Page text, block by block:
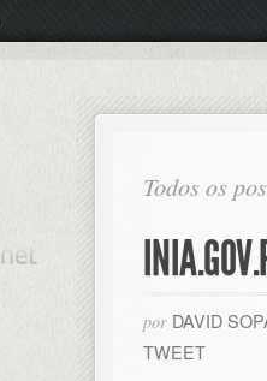
Todos os
por DAVID
TWEET